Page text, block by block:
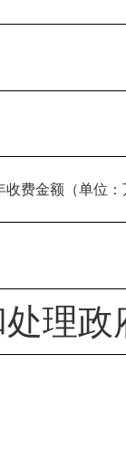
收费金额（单位：
理